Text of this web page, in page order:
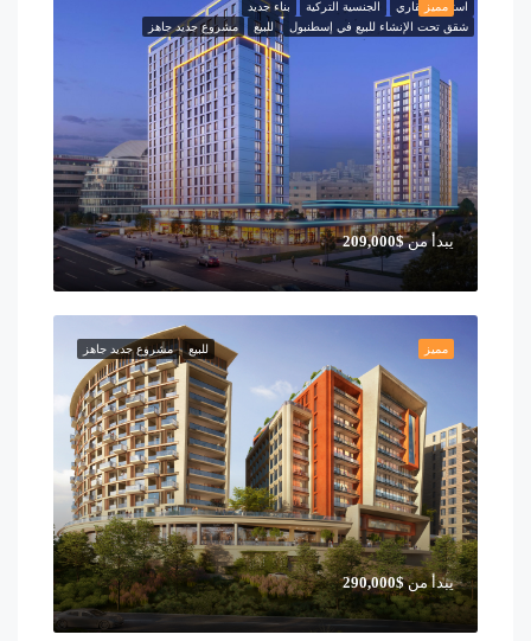
استثمار عقاري الجنسية التركية
بناء جديد
شقق تحت الإنشاء للبيع في إسطنبول
للبيع مشروع جديد جاهز
مميز
يبدأ من$209,000
للبيع مشروع جديد جاهز مميز
يبدأ من$290,000